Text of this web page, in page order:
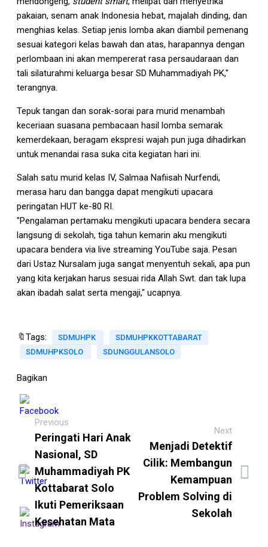
pakaian, senam anak Indonesia hebat, majalah dinding, dan
menghias kelas. Setiap jenis lomba akan diambil pemenang
sesuai kategori kelas bawah dan atas, harapannya dengan
perlombaan ini akan mempererat rasa persaudaraan dan
tali silaturahmi keluarga besar SD Muhammadiyah PK,"
terangnya.
Tepuk tangan dan sorak-sorai para murid menambah
keceriaan suasana pembacaan hasil lomba semarak
kemerdekaan, beragam ekspresi wajah pun juga dihadirkan
untuk menandai rasa suka cita kegiatan hari ini.
Salah satu murid kelas IV, Salmaa Nafiisah Nurfendi,
merasa haru dan bangga dapat mengikuti upacara
peringatan HUT ke-80 RI.
"Pengalaman pertamaku mengikuti upacara bendera secara
langsung di sekolah, tiga tahun kemarin aku mengikuti
upacara bendera via live streaming YouTube saja. Pesan
dari Ustaz Nursalam juga sangat menyentuh sekali, apa pun
yang kita kerjakan harus sesuai rida Allah Swt. dan tak lupa
akan ibadah salat serta mengaji," ucapnya.
🔖Tags: SDMUHPK
SDMUHPKKOTTABARAT
SDMUHPKSOLO
SDUNGGULANSOLO
Bagikan
Previous
Peringati Hari Anak
Nasional, SD
Muhammadiyah PK
Kottabarat Solo
Ikuti Pemeriksaan
Kesehatan Mata
Next
Menjadi Detektif
Cilik: Membangun
Kemampuan
Problem Solving di
Sekolah